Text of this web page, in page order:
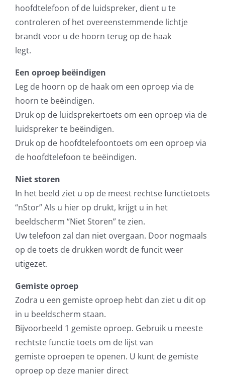
hoofdtelefoon of de luidspreker, dient u te
controleren of het overeenstemmende lichtje
brandt voor u de hoorn terug op de haak
legt.
Een oproep beëindigen
Leg de hoorn op de haak om een oproep via de
hoorn te beëindigen.
Druk op de luidsprekertoets om een oproep via de
luidspreker te beëindigen.
Druk op de hoofdtelefoontoets om een oproep via
de hoofdtelefoon te beëindigen.
Niet storen
In het beeld ziet u op de meest rechtse functietoets
“nStor” Als u hier op drukt, krijgt u in het
beeldscherm “Niet Storen” te zien.
Uw telefoon zal dan niet overgaan. Door nogmaals
op de toets de drukken wordt de funcit weer
utigezet.
Gemiste oproep
Zodra u een gemiste oproep hebt dan ziet u dit op
in u beeldscherm staan.
Bijvoorbeeld 1 gemiste oproep. Gebruik u meeste
rechtste functie toets om de lijst van
gemiste oproepen te openen. U kunt de gemiste
oproep op deze manier direct